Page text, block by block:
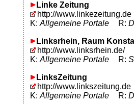
Linke Zeitung
http://www.linkezeitung.de
K: Allgemeine Portale R:
Linksrhein, Raum
http://www.linksrhein.de/
K: Allgemeine Portale R:
LinksZeitung
http://www.linkszeitung.de
K: Allgemeine Portale R: